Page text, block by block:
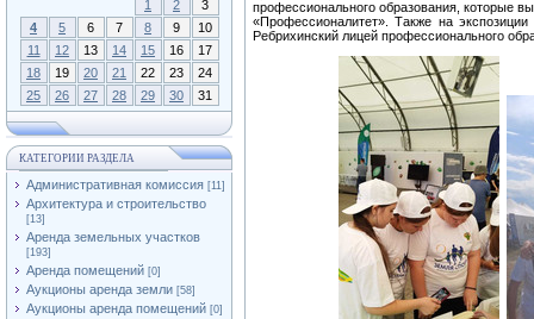
1
2
3
4
5 6 7 8 9
10
11
12 13 14 15 16
17
18
19 20 21 22 23
24
25
26 27 28 29 30 31
КАТЕГОРИИ РАЗДЕЛА
Административная комиссия [11]
Архитектура и строительство
[13]
Аренда земельных участков
[193]
Аренда помещений [0]
Аукционы аренда земли [58]
Аукционы аренда помещений [0]
профессионального образования, которые
«Профессионалитет». Также на
Ребрихинский лицей профессионального